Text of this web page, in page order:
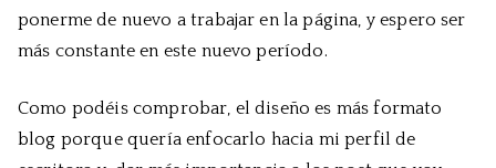
ponerme de nuevo a trabajar en la página, y espero ser
más constante en este nuevo período.
Como podéis comprobar, el diseño es más formato
blog porque quería enfocarlo hacia mi perfil de